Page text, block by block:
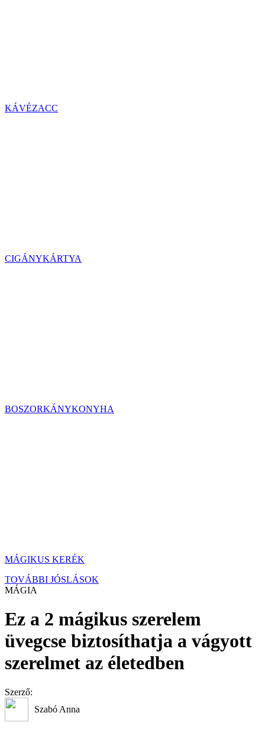
KÁVÉZACC
CIGÁNYKÁRTYA
BOSZORKÁNYKONYHA
MÁGIKUS KERÉK
TOVÁBBI JÓSLÁSOK
MÁGIA
Ez a 2 mágikus szerelem
üvegcse biztosíthatja a vágyott
szerelmet az életedben
Szerző:
Szabó Anna